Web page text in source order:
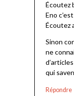
Écoutez
Eno
Écoutez
Sinon
ne
qui
Répondre